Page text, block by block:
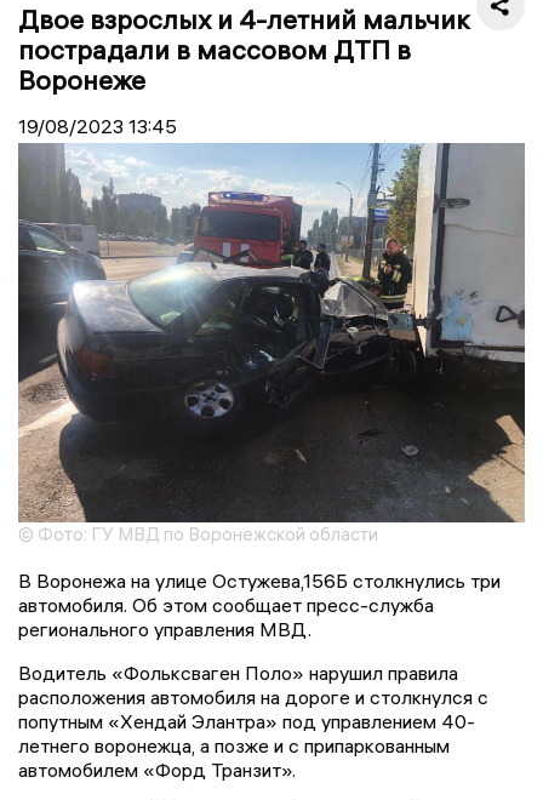
Двое взрослых и 4-летний мальчик
пострадали в массовом ДТП в
Воронеже
19/08/2023 13:45
© Фото: ГУ МВД по Воронежской области
В Воронежа на улице Остужева,156Б столкнулись три
автомобиля. Об этом сообщает пресс-служба
регионального управления МВД.
Водитель «Фольксваген Поло» нарушил правила
расположения автомобиля на дороге и столкнулся с
попутным «Хендай Элантра» под управлением 40-
летнего воронежца, а позже и с припаркованным
автомобилем «Форд Транзит».